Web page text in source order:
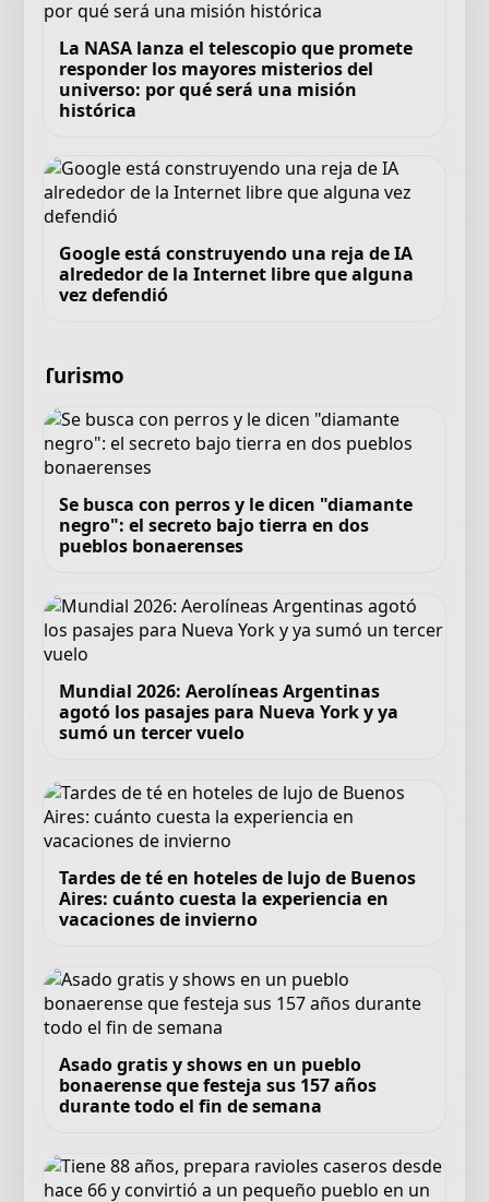
La NASA lanza el telescopio que promete
responder los mayores misterios del
universo: por qué será una misión
histórica
Google está construyendo una reja de IA
alrededor de la Internet libre que alguna
vez defendió
Turismo
Se busca con perros y le dicen "diamante
negro": el secreto bajo tierra en dos
pueblos bonaerenses
Mundial 2026: Aerolíneas Argentinas
agotó los pasajes para Nueva York y ya
sumó un tercer vuelo
Tardes de té en hoteles de lujo de Buenos
Aires: cuánto cuesta la experiencia en
vacaciones de invierno
Asado gratis y shows en un pueblo
bonaerense que festeja sus 157 años
durante todo el fin de semana